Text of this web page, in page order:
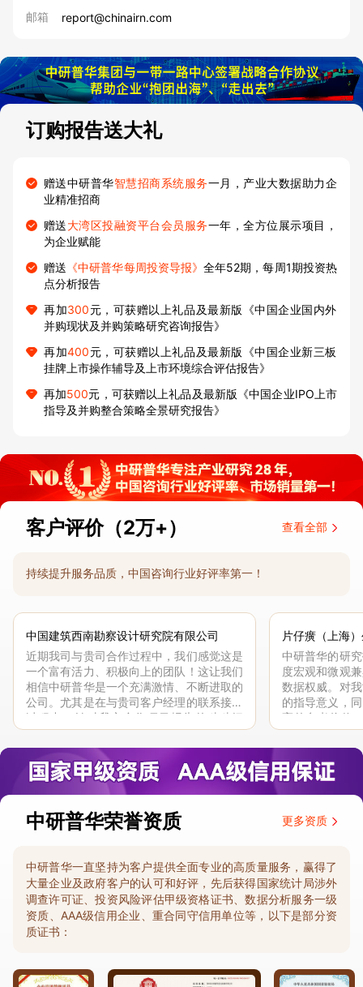
邮箱 report@chinairn.com
订购报告送大礼
赠送中研普华智慧招商系统服务一月，产业大数据助力企
业精准招商
赠送大湾区投融资平台会员服务一年，全方位展示项目，
为企业赋能
赠送 《中研普华每周投资导报》全年52期，每周1期投资热
点分析报告
再加300元，可获赠以上礼品及最新版《中国企业国内外
并购现状及并购策略研究咨询报告》
再加400元，可获赠以上礼品及最新版《中国企业新三板
挂牌上市操作辅导及上市环境综合评估报告》
再加500元，可获赠以上礼品及最新版《中国企业IPO上市
指导及并购整合策略全景研究报告》
客户评价（2万+） 查看全部
持续提升服务品质，中国咨询行业好评率第一！
中国建筑西南勘察设计研究院有限公司
近期我司与贵司合作过程中，我们感觉这是
一个富有活力、积极向上的团队！这让我们
相信中研普华是一个充满激情、不断进取的
公司。尤其是在与贵司客户经理的联系接洽
过程中，针对我方合作项目报告的种种细
节，及时细致缜密地协助与项目部沟通、探
讨和完善...
片仔癀（上海
中研普华的研
度宏观和微观
数据权威。对
的指导意义，
高的参考价值
体化”服务和行
司继续...
中研普华荣誉资质 更多资质
中研普华一直坚持为客户提供全面专业的高质量服务，赢得了
大量企业及政府客户的认可和好评，先后获得国家统计局涉外
调查许可证、投资风险评估甲级资格证书、数据分析服务一级
资质、AAA级信用企业、重合同守信用单位等，以下是部分资
质证书：